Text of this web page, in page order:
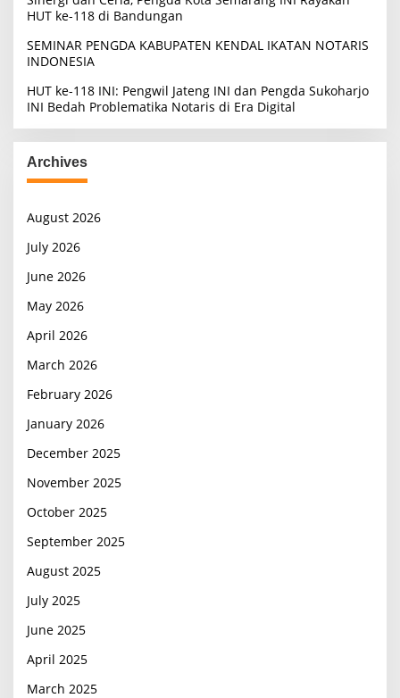
HUT ke-118 di Bandungan
SEMINAR PENGDA KABUPATEN KENDAL IKATAN NOTARIS
INDONESIA
HUT ke-118 INI: Pengwil Jateng INI dan Pengda Sukoharjo
INI Bedah Problematika Notaris di Era Digital
Archives
August 2026
July 2026
June 2026
May 2026
April 2026
March 2026
February 2026
January 2026
December 2025
November 2025
October 2025
September 2025
August 2025
July 2025
June 2025
April 2025
March 2025